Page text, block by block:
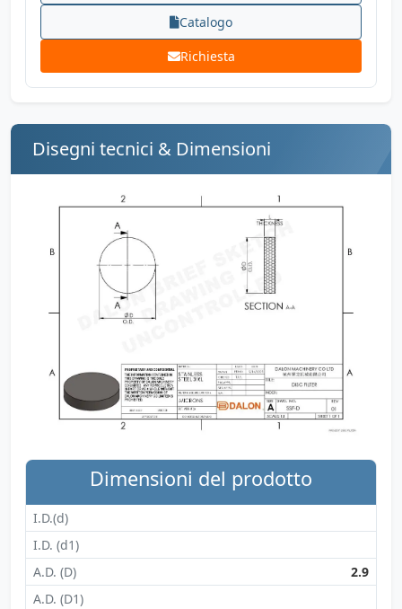
Catalogo
Richiesta
Disegni tecnici & Dimensioni
Dimensioni del prodotto
I.D.(d)
I.D. (d1)
A.D. (D)
2.9
A.D. (D1)